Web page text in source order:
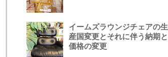
イームズラウンジチェアの生
産国変更とそれに伴う納期と
価格の変更